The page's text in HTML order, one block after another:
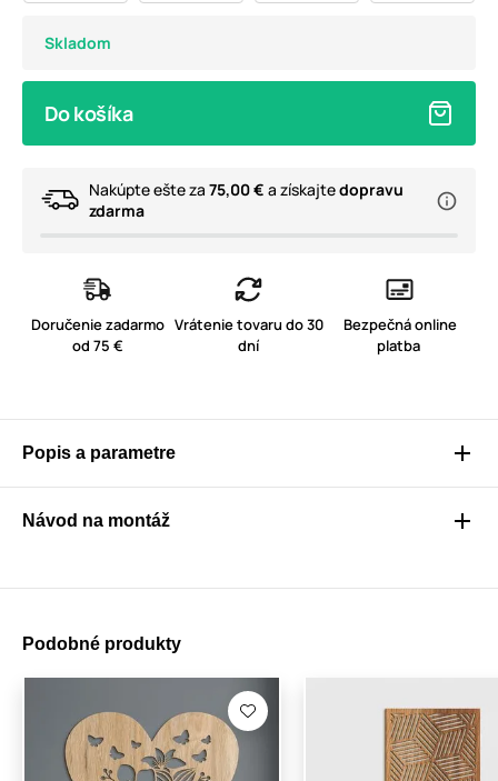
Skladom
Do košíka
Nakúpte ešte za 75,00 € a získajtedopravu
zdarma
Doručenie zadarmo
od 75 €
Vrátenie tovaru do 30
dní
Bezpečná online
platba
Popis a parametre
Návod na montáž
Podobné produkty